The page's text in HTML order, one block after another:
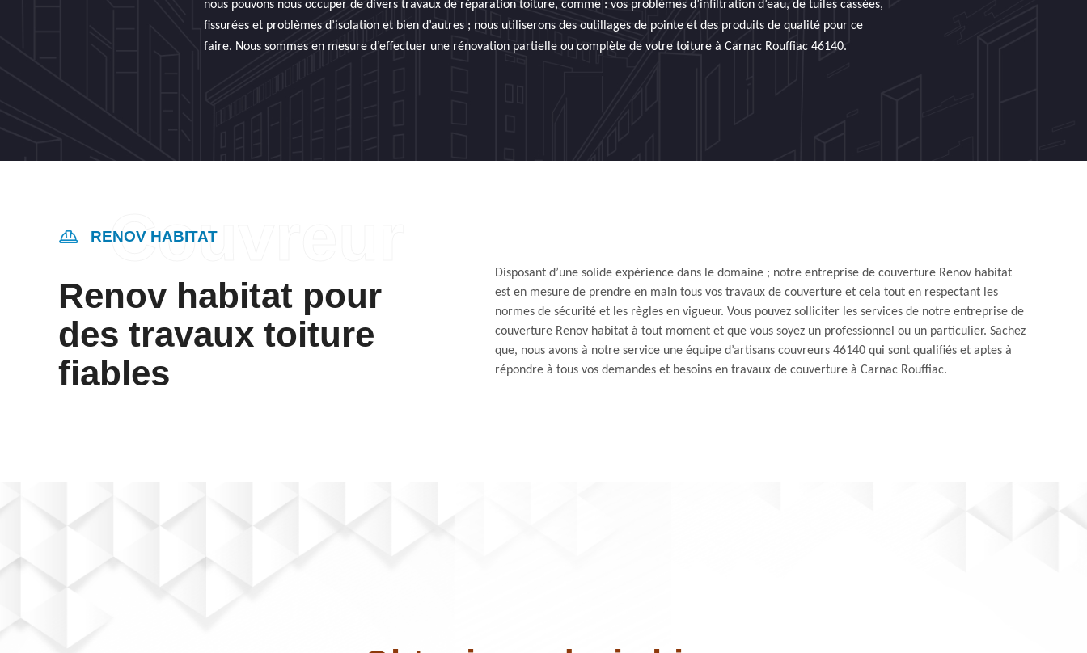
nous pouvons nous occuper de divers travaux de réparation toiture, comme : vos problèmes d’infiltration d’eau, de tuiles cassées,
fissurées et problèmes d’isolation et bien d’autres ; nous utiliserons des outillages de pointe et des produits de qualité pour ce
faire. Nous sommes en mesure d’effectuer une rénovation partielle ou complète de votre toiture à Carnac Rouffiac 46140.
RENOV HABITAT
Renov habitat pour
des travaux toiture
fiables
Disposant d’une solide expérience dans le domaine ; notre entreprise de couverture Renov habitat
est en mesure de prendre en main tous vos travaux de couverture et cela tout en respectant les
normes de sécurité et les règles en vigueur. Vous pouvez solliciter les services de notre entreprise de
couverture Renov habitat à tout moment et que vous soyez un professionnel ou un particulier. Sachez
que, nous avons à notre service une équipe d’artisans couvreurs 46140 qui sont qualifiés et aptes à
répondre à tous vos demandes et besoins en travaux de couverture à Carnac Rouffiac.